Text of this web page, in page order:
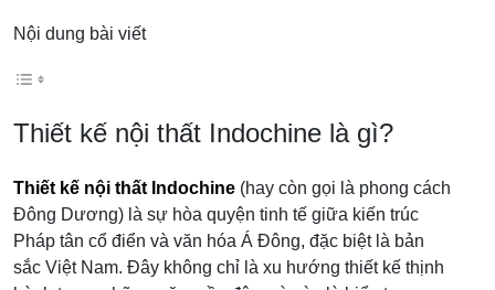
Nội dung bài viết
Thiết kế nội thất Indochine là gì?
Thiết kế nội thất Indochine (hay còn gọi là phong cách
Đông Dương) là sự hòa quyện tinh tế giữa kiến trúc
Pháp tân cổ điển và văn hóa Á Đông, đặc biệt là bản
sắc Việt Nam. Đây không chỉ là xu hướng thiết kế thịnh